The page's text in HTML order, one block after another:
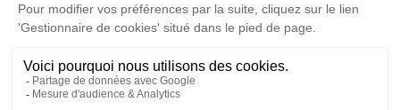
Signaler un abus/une erreur
Consultez nos offres d'emploi
Politique de traitement des données